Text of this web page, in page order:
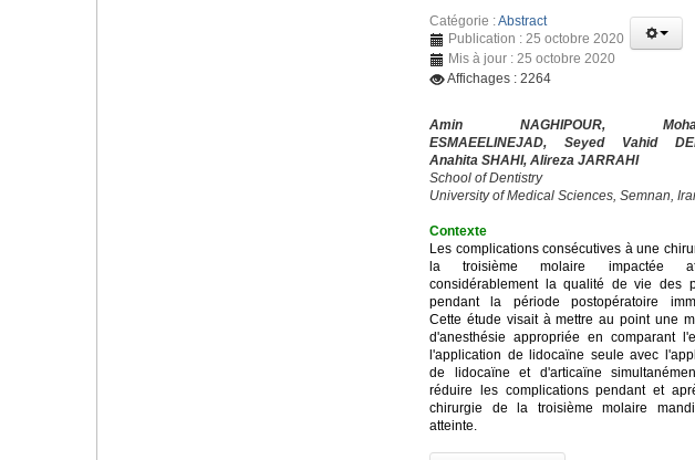
Catégorie :Abstract
Publication : 25 octobre 2020
Mis à jour : 25 octobre 2020
Affichages : 2264
Amin NAGHIPOUR,
ESMAEELINEJAD, Seyed Vahid
Anahita SHAHI, Alireza JARRAHI
School of Dentistry
University of Medical Sciences, Semnan,
Contexte
Les complications consécutives à une
la troisième molaire impactée
considérablement la qualité de vie des
pendant la période postopératoire
Cette étude visait à mettre au point une
d'anesthésie appropriée en comparant
l'application de lidocaïne seule avec
de lidocaïne et d'articaïne
réduire les complications pendant et
chirurgie de la troisième molaire
atteinte.